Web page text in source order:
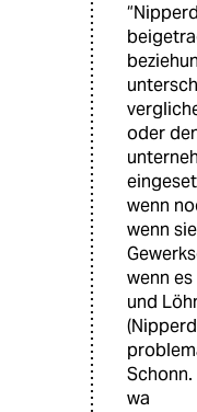
oder
wenn
wenn
wenn
und
Schonn.
wa